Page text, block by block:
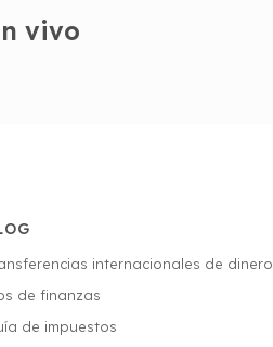
vivo
internacionales de dinero
de finanzas
de impuestos